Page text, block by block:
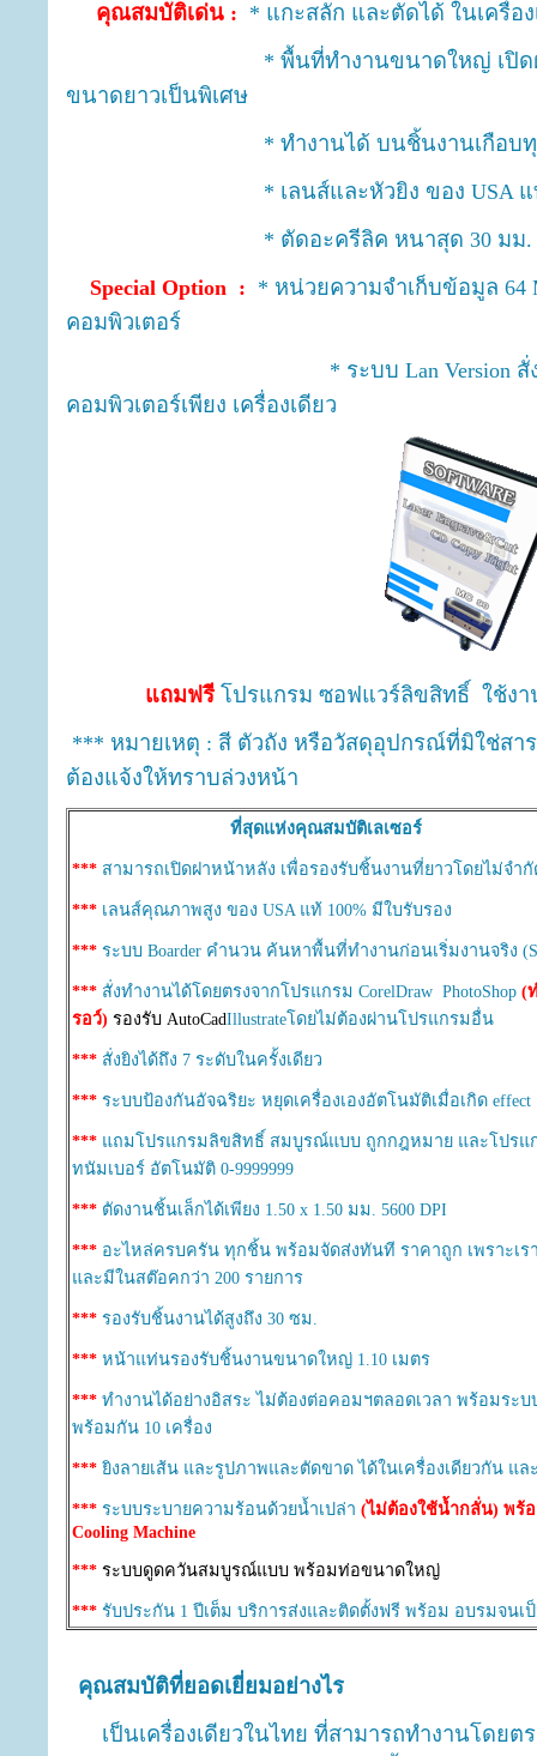
คุณสมบัติเด่น : * แกะสลัก และตัดได้ ในเครื่อง
* พื้นที่ทำงานขนาดใหญ่ เปิดฝา หน้
ขนาดยาวเป็นพิเศษ
* ทำงานได้ บนชิ้นงานเกือบทุก
* เลนส์และหัวยิง ของ USA แท้
* ตัดอะครีลิค หนาสุด 30 มม. เงาว
Special Option : * หน่วยความจำเก็บข้อมูล 64
คอมพิวเตอร์
* ระบบ Lan Version สั่งงานเครื่อ
คอมพิวเตอร์เพียง เครื่องเดียว
แถมฟรีโปรแกรม ซอฟแวร์ลิขสิทธิ์ ใช้งา
*** หมายเหตุ : สี ตัวถัง หรือวัสดุอุปกรณ์ที่มิใช่สา
ต้องแจ้งให้ทราบล่วงหน้า
ที่สุดแห่งคุณสมบัติเลเซอร์
*** สามารถเปิดฝาหน้าหลัง เพื่อรองรับชิ้นงานที่ยาวโดยไม่จำกั
*** เลนส์คุณภาพสูง ของ USA แท้ 100% มีใบรับรอง
*** ระบบ Boarder คำนวน ค้นหาพื้นที่ทำงานก่อนเริ่มงานจริง
*** สั่งทำงานได้โดยตรงจากโปรแกรม CorelDraw PhotoShop (
รอว์) รองรับ AutoCadIllustrateโดยไม่ต้องผ่านโปรแกรมอื่น
*** สั่งยิงได้ถึง 7 ระดับในครั้งเดียว
*** ระบบป้องกันอัจฉริยะ หยุดเครื่องเองอัตโนมัติเมื่อเกิด effect
*** แถมโปรแกรมลิขสิทธิ์ สมบูรณ์แบบ ถูกกฎหมาย และโปรแ
ทนัมเบอร์ อัตโนมัติ 0-9999999
*** ตัดงานชิ้นเล็กได้เพียง 1.50 x 1.50 มม. 5600 DPI
*** อะไหล่ครบครัน ทุกชิ้น พร้อมจัดส่งทันที ราคาถูก เพราะเ
และมีในสต๊อคกว่า 200 รายการ
*** รองรับชิ้นงานได้สูงถึง 30 ซม.
*** หน้าแท่นรองรับชิ้นงานขนาดใหญ่ 1.10 เมตร
*** ทำงานได้อย่างอิสระ ไม่ต้องต่อคอมฯตลอดเวลา พร้อมระ
พร้อมกัน 10 เครื่อง
*** ยิงลายเส้น และรูปภาพและตัดขาด ได้ในเครื่องเดียวกัน แ
*** ระบบระบายความร้อนด้วยน้ำเปล่า (ไม่ต้องใช้น้ำกลั่น) พร้อ
Cooling Machine
*** ระบบดูดควันสมบูรณ์แบบ พร้อมท่อขนาดใหญ่
*** รับประกัน 1 ปีเต็ม บริการส่งและติดตั้งฟรี พร้อม อบรมจนเ
คุณสมบัติที่ยอดเยี่ยมอย่างไร
เป็นเครื่องเดียวในไทย ที่สามารถทำงานโดยต